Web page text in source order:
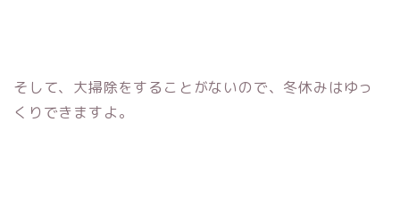
そして、大掃除をすることがないので、冬休みはゆっ
くりできますよ。